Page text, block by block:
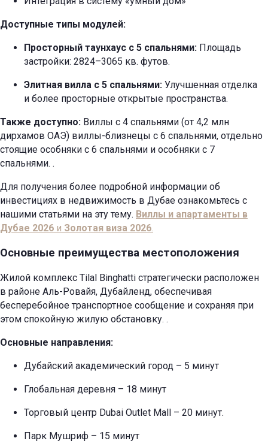
Доступные типы модулей:
Просторный таунхаус с 5 спальнями: Площадь
застройки: 2824–3065 кв. футов.
Элитная вилла с 5 спальнями: Улучшенная отделка
и более просторные открытые пространства.
Также доступно: Виллы с 4 спальнями (от 4,2 млн
дирхамов ОАЭ) виллы-близнецы с 6 спальнями, отдельно
стоящие особняки с 6 спальнями и особняки с 7
спальнями. .
Для получения более подробной информации об
инвестициях в недвижимость в Дубае ознакомьтесь с
нашими статьями на эту тему. Виллы и апартаменты в
Дубае 2026 и Золотая виза 2026.
Основные преимущества местоположения
Жилой комплекс Tilal Binghatti стратегически расположен
в районе Аль-Ровайя, Дубайленд, обеспечивая
бесперебойное транспортное сообщение и сохраняя при
этом спокойную жилую обстановку. .
Основные направления:
Дубайский академический город – 5 минут
Глобальная деревня – 18 минут
Торговый центр Dubai Outlet Mall – 20 минут.
Парк Мушриф – 15 минут